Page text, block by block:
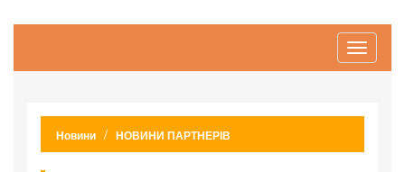
Toggle
Новини НОВИНИ ПАРТНЕРІВ